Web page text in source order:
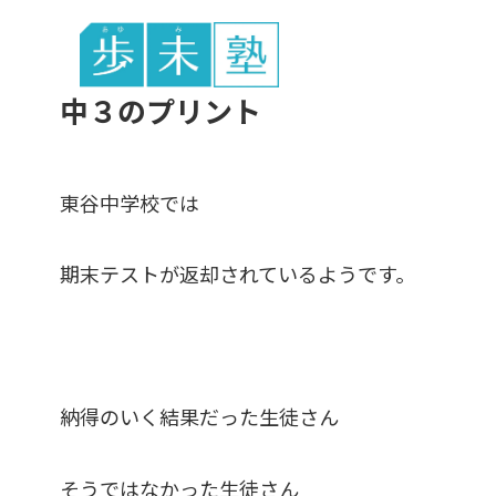
東谷中生の
中３のプリント
東谷中学校では
期末テストが返却されているようです。
納得のいく結果だった生徒さん
そうではなかった生徒さん